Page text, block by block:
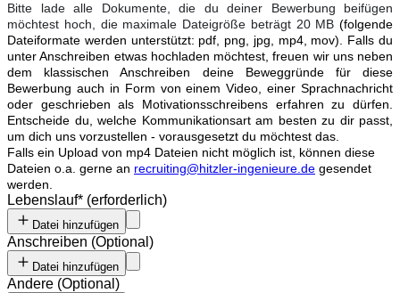
Bitte lade alle Dokumente, die du deiner Bewerbung beifügen
möchtest hoch, die maximale Dateigröße beträgt 20 MB (folgende
Dateiformate werden unterstützt: pdf, png, jpg, mp4, mov). Falls du
unter Anschreiben etwas hochladen möchtest, freuen wir uns neben
dem klassischen Anschreiben deine Beweggründe für diese
Bewerbung auch in Form von einem Video, einer Sprachnachricht
oder geschrieben als Motivationsschreibens erfahren zu dürfen.
Entscheide du, welche Kommunikationsart am besten zu dir passt,
um dich uns vorzustellen - vorausgesetzt du möchtest das.
Falls ein Upload von mp4 Dateien nicht möglich ist, können diese
Dateien o.a. gerne an recruiting@hitzler-ingenieure.de gesendet
werden.
Lebenslauf* (erforderlich)
Datei hinzufügen
Anschreiben (Optional )
Datei hinzufügen
Andere (Optional )